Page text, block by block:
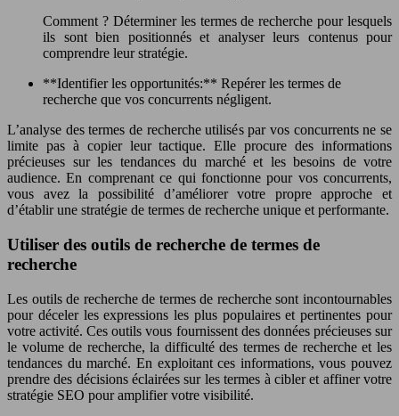
Comment ? Déterminer les termes de recherche pour lesquels
ils sont bien positionnés et analyser leurs contenus pour
comprendre leur stratégie.
**Identifier les opportunités:** Repérer les termes de
recherche que vos concurrents négligent.
L’analyse des termes de recherche utilisés par vos concurrents ne se
limite pas à copier leur tactique. Elle procure des informations
précieuses sur les tendances du marché et les besoins de votre
audience. En comprenant ce qui fonctionne pour vos concurrents,
vous avez la possibilité d’améliorer votre propre approche et
d’établir une stratégie de termes de recherche unique et performante.
Utiliser des outils de recherche de termes de
recherche
Les outils de recherche de termes de recherche sont incontournables
pour déceler les expressions les plus populaires et pertinentes pour
votre activité. Ces outils vous fournissent des données précieuses sur
le volume de recherche, la difficulté des termes de recherche et les
tendances du marché. En exploitant ces informations, vous pouvez
prendre des décisions éclairées sur les termes à cibler et affiner votre
stratégie SEO pour amplifier votre visibilité.